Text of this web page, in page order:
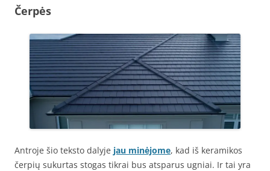
Čerpės
Antroje šio teksto dalyje jau minėjome, kad iš keramikos
čerpių sukurtas stogas tikrai bus atsparus ugniai. Ir tai yra